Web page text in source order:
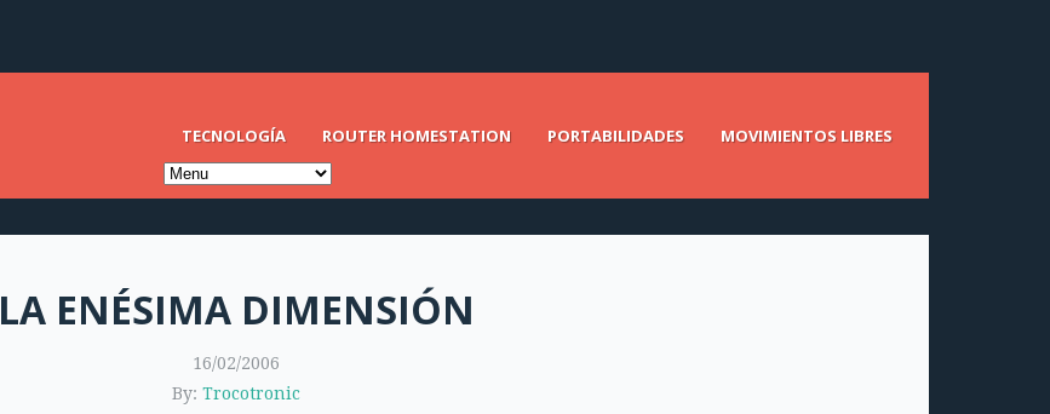
TECNOLOGÍA ROUTER HOMESTATION PORTABILIDADES MOVIMIENTOS LIBRES
LA ENÉSIMA DIMENSIÓN
16/02/2006
By: Trocotronic